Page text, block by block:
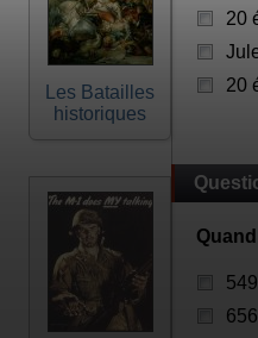
Les Batailles
historiques
20
20
549
656